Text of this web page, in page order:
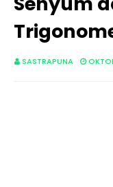
SASTRAPUNA